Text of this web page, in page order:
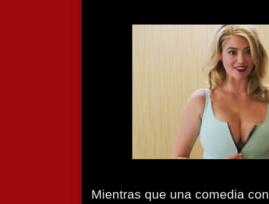
Mientras que una comedia